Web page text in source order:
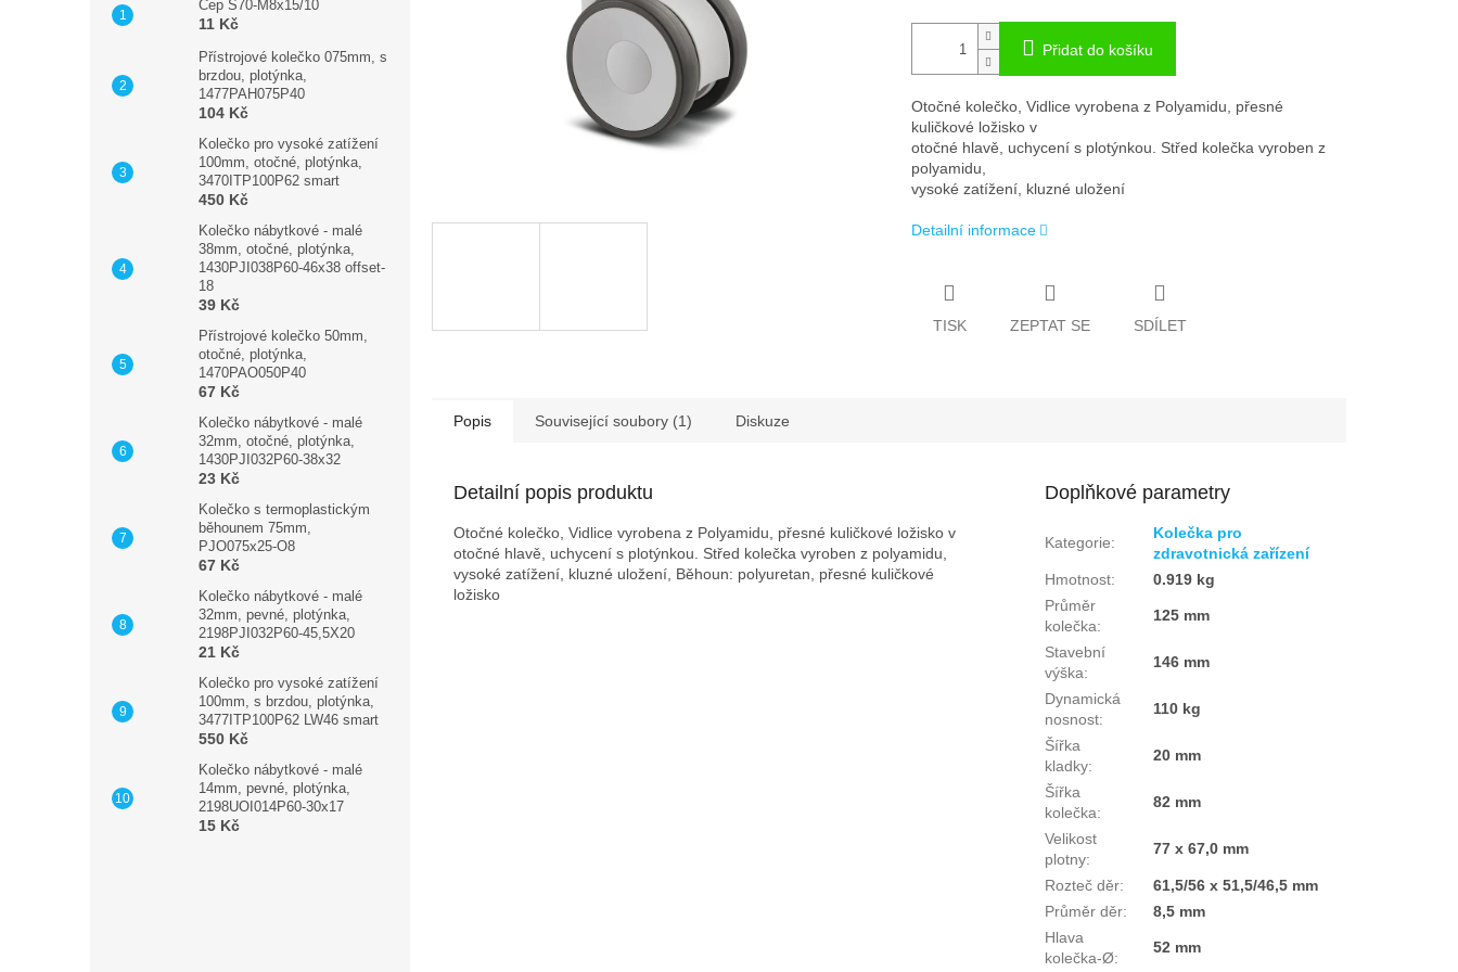
Čep S70-M8x15/10
11 Kč
Přístrojové kolečko 075mm, s
brzdou, plotýnka,
1477PAH075P40
104 Kč
Kolečko pro vysoké zatížení
100mm, otočné, plotýnka,
3470ITP100P62 smart
450 Kč
Kolečko nábytkové - malé
38mm, otočné, plotýnka,
1430PJI038P60-46x38 offset-
18
39 Kč
Přístrojové kolečko 50mm,
otočné, plotýnka,
1470PAO050P40
67 Kč
Kolečko nábytkové - malé
32mm, otočné, plotýnka,
1430PJI032P60-38x32
23 Kč
Kolečko s termoplastickým
běhounem 75mm,
PJO075x25-O8
67 Kč
Kolečko nábytkové - malé
32mm, pevné, plotýnka,
2198PJI032P60-45,5X20
21 Kč
Kolečko pro vysoké zatížení
100mm, s brzdou, plotýnka,
3477ITP100P62 LW46 smart
550 Kč
Kolečko nábytkové - malé
14mm, pevné, plotýnka,
2198UOI014P60-30x17
15 Kč
Přidat do košíku
Otočné kolečko, Vidlice vyrobena z Polyamidu, přesné
kuličkové ložisko v
otočné hlavě, uchycení s plotýnkou. Střed kolečka vyroben z
polyamidu,
vysoké zatížení, kluzné uložení
Detailní informace
TISK ZEPTAT SE SDÍLET
Popis Související soubory (1) Diskuze
Detailní popis produktu
Otočné kolečko, Vidlice vyrobena z Polyamidu, přesné kuličkové ložisko v
otočné hlavě, uchycení s plotýnkou. Střed kolečka vyroben z polyamidu,
vysoké zatížení, kluzné uložení, Běhoun: polyuretan, přesné kuličkové
ložisko
Doplňkové parametry
Kategorie:
Kolečka pro
zdravotnická zařízení
Hmotnost:
0.919 kg
Průměr
kolečka:
125 mm
Stavební
výška:
146 mm
Dynamická
nosnost:
110 kg
Šířka
kladky:
20 mm
Šířka
kolečka:
82 mm
Velikost
plotny:
77 x 67,0 mm
Rozteč děr:
61,5/56 x 51,5/46,5 mm
Průměr děr:
8,5 mm
Hlava
kolečka-Ø:
52 mm